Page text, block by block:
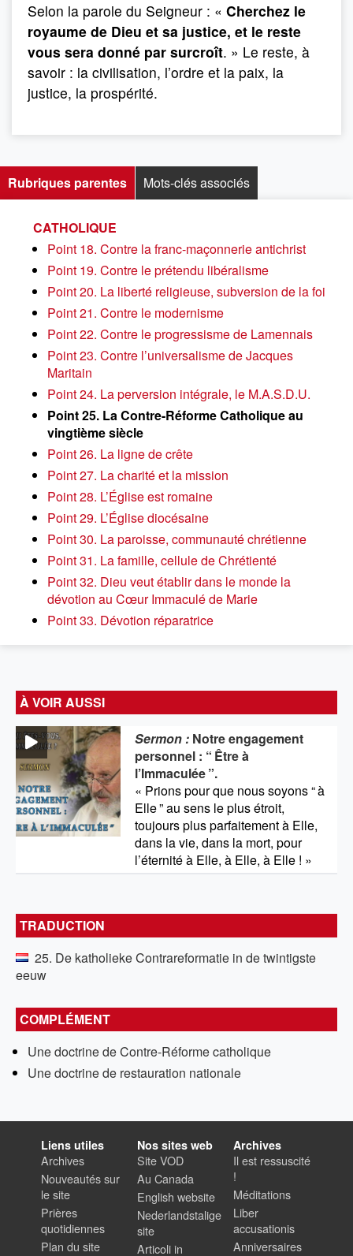
Selon la parole du Seigneur : « Cherchez le
royaume de Dieu et sa justice, et le reste
vous sera donné par surcroît. » Le reste, à
savoir : la civilisation, l’ordre et la paix, la
justice, la prospérité.
Rubriques parentes
CATHOLIQUE
Point 18. Contre la franc-maçonnerie antichrist
Point 19. Contre le prétendu libéralisme
Point 20. La liberté religieuse, subversion de la foi
Point 21. Contre le modernisme
Point 22. Contre le progressisme de Lamennais
Point 23. Contre l’universalisme de Jacques
Maritain
Point 24. La perversion intégrale, le M.A.S.D.U.
Point 25. La Contre-Réforme Catholique au
vingtième siècle
Point 26. La ligne de crête
Point 27. La charité et la mission
Point 28. L’Église est romaine
Point 29. L’Église diocésaine
Point 30. La paroisse, communauté chrétienne
Point 31. La famille, cellule de Chrétienté
Point 32. Dieu veut établir dans le monde la
dévotion au Cœur Immaculé de Marie
Point 33. Dévotion réparatrice
Mots-clés associés
À VOIR AUSSI
Sermon : Notre engagement
personnel : “ Être à
l’Immaculée”.
« Prions pour que nous soyons “à
Elle” au sens le plus étroit,
toujours plus parfaitement à Elle,
dans la vie, dans la mort, pour
l’éternité à Elle, à Elle, à Elle ! »
TRADUCTION
25. De katholieke Contrareformatie in de twintigste
eeuw
COMPLÉMENT
Une doctrine de Contre-Réforme catholique
Une doctrine de restauration nationale
Liens utiles
Archives
Nouveautés sur
le site
Prières
quotidiennes
Plan du site
Nos sites web
Site VOD
Au Canada
English website
Nederlandstalige
site
Articoli in
Archives
Il est ressuscité
!
Méditations
Liber
accusationis
Anniversaires